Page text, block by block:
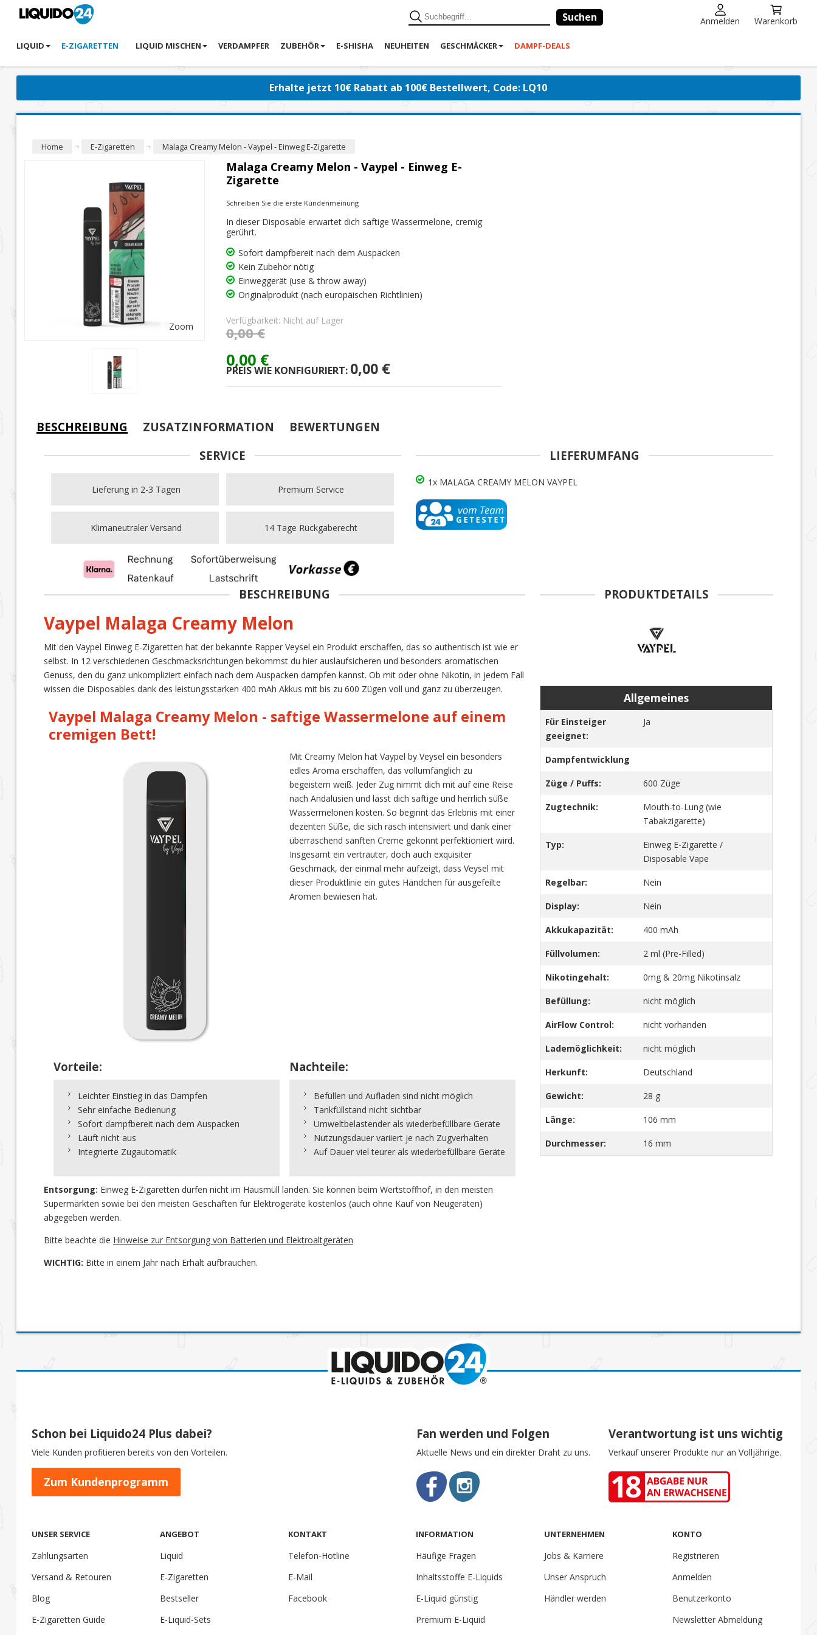
Suchen Anmelden Warenkorb
LIQUID E-ZIGARETTEN LIQUID MISCHEN VERDAMPFER ZUBEHÖR E-SHISHA NEUHEITEN GESCHMÄCKER DAMPF-DEALS
Erhalte jetzt 10€ Rabatt ab 100€ Bestellwert, Code: LQ10
Home E-Zigaretten Malaga Creamy Melon - Vaypel - Einweg E-Zigarette
Zoom
Malaga Creamy Melon - Vaypel - Einweg E-
Zigarette
Schreiben Sie die erste Kundenmeinung
In dieser Disposable erwartet dich saftige Wassermelone, cremig
gerührt.
Sofort dampfbereit nach dem Auspacken
Kein Zubehör nötig
Einweggerät (use & throw away)
Originalprodukt (nach europäischen Richtlinien)
Verfügbarkeit: Nicht auf Lager
0,00 €
0,00 €
PREIS WIE KONFIGURIERT: 0,00 €
BESCHREIBUNG ZUSATZINFORMATION
BEWERTUNGEN
SERVICE
Lieferung in 2-3 Tagen
Klimaneutraler Versand
Premium Service
14 Tage Rückgaberecht
LIEFERUMFANG
1x MALAGA CREAMY MELON VAYPEL
BESCHREIBUNG
Vaypel Malaga Creamy Melon
Mit den Vaypel Einweg E-Zigaretten hat der bekannte Rapper Veysel ein Produkt erschaffen, das so authentisch ist wie er
selbst. In 12 verschiedenen Geschmacksrichtungen bekommst du hier auslaufsicheren und besonders aromatischen
Genuss, den du ganz unkompliziert einfach nach dem Auspacken dampfen kannst. Ob mit oder ohne Nikotin, in jedem Fall
wissen die Disposables dank des leistungsstarken 400 mAh Akkus mit bis zu 600 Zügen voll und ganz zu überzeugen.
Vaypel Malaga Creamy Melon - saftige Wassermelone auf einem
cremigen Bett!
Mit Creamy Melon hat Vaypel by Veysel ein besonders
edles Aroma erschaffen, das vollumfänglich zu
begeistern weiß. Jeder Zug nimmt dich mit auf eine Reise
nach Andalusien und lässt dich saftige und herrlich süße
Wassermelonen kosten. So beginnt das Erlebnis mit einer
dezenten Süße, die sich rasch intensiviert und dank einer
überraschend sanften Creme gekonnt perfektioniert wird.
Insgesamt ein vertrauter, doch auch exquisiter
Geschmack, der einmal mehr aufzeigt, dass Veysel mit
dieser Produktlinie ein gutes Händchen für ausgefeilte
Aromen bewiesen hat.
Vorteile:
Leichter Einstieg in das Dampfen
Sehr einfache Bedienung
Sofort dampfbereit nach dem Auspacken
Läuft nicht aus
Integrierte Zugautomatik
Nachteile:
Befüllen und Aufladen sind nicht möglich
Tankfüllstand nicht sichtbar
Umweltbelastender als wiederbefüllbare Geräte
Nutzungsdauer variiert je nach Zugverhalten
Auf Dauer viel teurer als wiederbefüllbare Geräte
Entsorgung: Einweg E-Zigaretten dürfen nicht im Hausmüll landen. Sie können beim Wertstoffhof, in den meisten
Supermärkten sowie bei den meisten Geschäften für Elektrogeräte kostenlos (auch ohne Kauf von Neugeräten)
abgegeben werden.
Bitte beachte die Hinweise zur Entsorgung von Batterien und Elektroaltgeräten
WICHTIG: Bitte in einem Jahr nach Erhalt aufbrauchen.
PRODUKTDETAILS
Allgemeines
Für Einsteiger
geeignet:
Ja
Dampfentwicklung
Züge / Puffs: 600 Züge
Zugtechnik:
Mouth-to-Lung (wie
Tabakzigarette)
Typ:
Einweg E-Zigarette /
Disposable Vape
Regelbar: Nein
Display: Nein
Akkukapazität: 400 mAh
Füllvolumen: 2 ml (Pre-Filled)
Nikotingehalt: 0mg & 20mg Nikotinsalz
Befüllung: nicht möglich
AirFlow Control: nicht vorhanden
Lademöglichkeit: nicht möglich
Herkunft: Deutschland
Gewicht: 28 g
Länge: 106 mm
Durchmesser: 16 mm
Schon bei Liquido24 Plus dabei?
Viele Kunden profitieren bereits von den Vorteilen.
Zum Kundenprogramm
Fan werden und Folgen
Aktuelle News und ein direkter Draht zu uns.
Verantwortung ist uns wichtig
Verkauf unserer Produkte nur an Volljährige.
UNSER SERVICE
Zahlungsarten
Versand & Retouren
Blog
E-Zigaretten Guide
ANGEBOT
Liquid
E-Zigaretten
Bestseller
E-Liquid-Sets
KONTAKT
Telefon-Hotline
E-Mail
Facebook
INFORMATION
Häufige Fragen
Inhaltsstoffe E-Liquids
E-Liquid günstig
Premium E-Liquid
UNTERNEHMEN
Jobs & Karriere
Unser Anspruch
Händler werden
KONTO
Registrieren
Anmelden
Benutzerkonto
Newsletter Abmeldung